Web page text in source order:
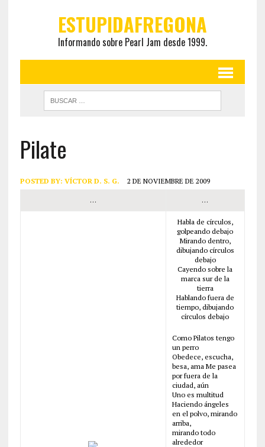
ESTUPIDAFREGONA
Informando sobre Pearl Jam desde 1999.
Pilate
POSTED BY: VÍCTOR D. S. G. 2 DE NOVIEMBRE DE 2009
… …
Habla de círculos,
golpeando debajo
Mirando dentro,
dibujando círculos
debajo
Cayendo sobre la
marca sur de la
tierra
Hablando fuera de
tiempo, dibujando
círculos debajo
Como Pilatos tengo
un perro
Obedece, escucha,
besa, ama Me pasea
por fuera de la
ciudad, aún
Uno es multitud
Haciendo ángeles
en el polvo, mirando
arriba,
mirando todo
alrededor